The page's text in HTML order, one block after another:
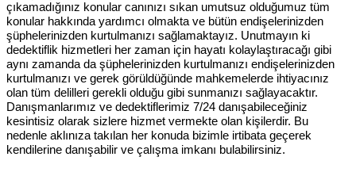
çıkamadığınız konular canınızı sıkan umutsuz olduğumuz tüm
konular hakkında yardımcı olmakta ve bütün endişelerinizden
şüphelerinizden kurtulmanızı sağlamaktayız. Unutmayın ki
dedektiflik hizmetleri her zaman için hayatı kolaylaştıracağı gibi
aynı zamanda da şüphelerinizden kurtulmanızı endişelerinizden
kurtulmanızı ve gerek görüldüğünde mahkemelerde ihtiyacınız
olan tüm delilleri gerekli olduğu gibi sunmanızı sağlayacaktır.
Danışmanlarımız ve dedektiflerimiz 7/24 danışabileceğiniz
kesintisiz olarak sizlere hizmet vermekte olan kişilerdir. Bu
nedenle aklınıza takılan her konuda bizimle irtibata geçerek
kendilerine danışabilir ve çalışma imkanı bulabilirsiniz.